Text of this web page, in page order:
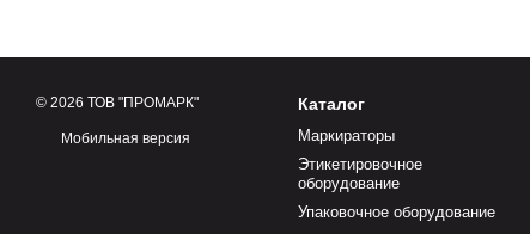
© 2026 ТОВ "ПРОМАРК"
Мобильная версия
Каталог
Маркираторы
Этикетировочное
оборудование
Упаковочное оборудование